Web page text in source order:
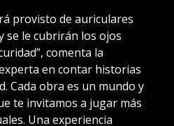
provisto de auriculares
se le cubrirán los ojos
comenta la
en contar historias
Cada obra es un mundo y
te invitamos a jugar más
Una experiencia